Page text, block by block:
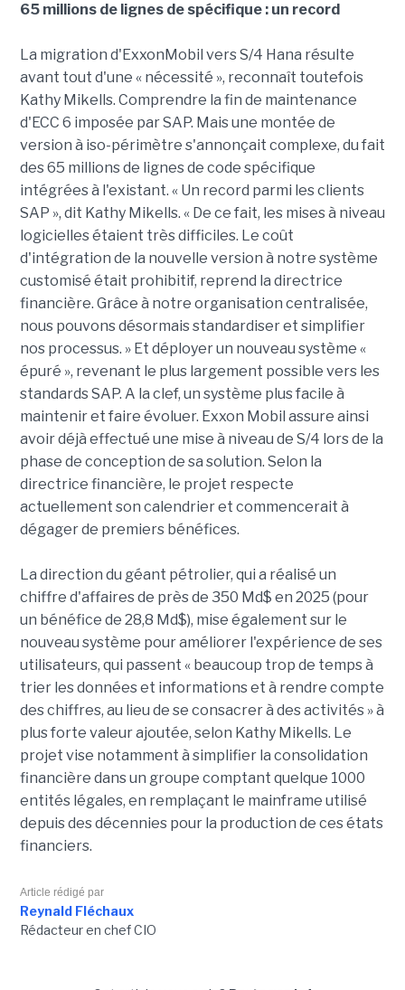
65 millions de lignes de spécifique : un record
La migration d'ExxonMobil vers S/4 Hana résulte
avant tout d'une « nécessité », reconnaît toutefois
Kathy Mikells. Comprendre la fin de maintenance
d'ECC 6 imposée par SAP. Mais une montée de
version à iso-périmètre s'annonçait complexe, du fait
des 65 millions de lignes de code spécifique
intégrées à l'existant. « Un record parmi les clients
SAP », dit Kathy Mikells. « De ce fait, les mises à niveau
logicielles étaient très difficiles. Le coût
d'intégration de la nouvelle version à notre système
customisé était prohibitif, reprend la directrice
financière. Grâce à notre organisation centralisée,
nous pouvons désormais standardiser et simplifier
nos processus. » Et déployer un nouveau système «
épuré », revenant le plus largement possible vers les
standards SAP. A la clef, un système plus facile à
maintenir et faire évoluer. Exxon Mobil assure ainsi
avoir déjà effectué une mise à niveau de S/4 lors de la
phase de conception de sa solution. Selon la
directrice financière, le projet respecte
actuellement son calendrier et commencerait à
dégager de premiers bénéfices.
La direction du géant pétrolier, qui a réalisé un
chiffre d'affaires de près de 350 Md$ en 2025 (pour
un bénéfice de 28,8 Md$), mise également sur le
nouveau système pour améliorer l'expérience de ses
utilisateurs, qui passent « beaucoup trop de temps à
trier les données et informations et à rendre compte
des chiffres, au lieu de se consacrer à des activités » à
plus forte valeur ajoutée, selon Kathy Mikells. Le
projet vise notamment à simplifier la consolidation
financière dans un groupe comptant quelque 1000
entités légales, en remplaçant le mainframe utilisé
depuis des décennies pour la production de ces états
financiers.
Article rédigé par
Reynald Fléchaux
Rédacteur en chef CIO